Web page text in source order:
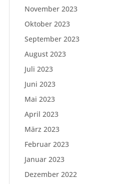
November 2023
Oktober 2023
September 2023
August 2023
Juli 2023
Juni 2023
Mai 2023
April 2023
März 2023
Februar 2023
Januar 2023
Dezember 2022